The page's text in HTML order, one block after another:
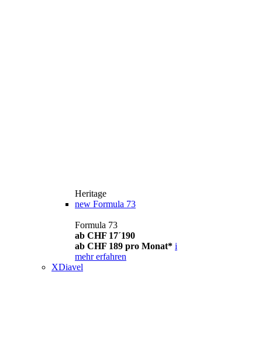
Heritage
new Formula 73
Formula 73
ab CHF 17´190
ab CHF 189 pro Monat* i
mehr erfahren
XDiavel